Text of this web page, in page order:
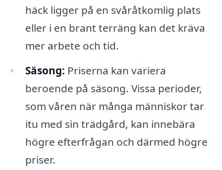
häck ligger på en svåråtkomlig plats
eller i en brant terräng kan det kräva
mer arbete och tid.
Säsong: Priserna kan variera
beroende på säsong. Vissa perioder,
som våren när många människor tar
itu med sin trädgård, kan innebära
högre efterfrågan och därmed högre
priser.